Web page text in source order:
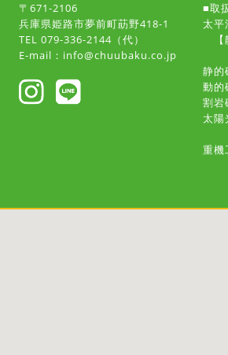
〒671-2106
兵庫県姫路市夢前町莇野418-1
TEL 079-336-2144（代）
E-mail：info@chuubaku.co.jp
■取
太平
【
静的
動的
割岩
太陽
重機